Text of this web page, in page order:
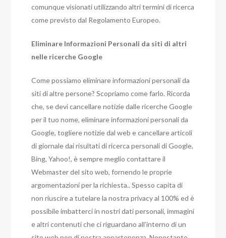
comunque visionati utilizzando altri termini di ricerca
come previsto dal Regolamento Europeo.
Eliminare Informazioni Personali da siti di altri
nelle ricerche Google
Come possiamo eliminare informazioni personali da
siti di altre persone? Scopriamo come farlo. Ricorda
che, se devi cancellare notizie dalle ricerche Google
per il tuo nome, eliminare informazioni personali da
Google, togliere notizie dal web e cancellare articoli
di giornale dai risultati di ricerca personali di Google,
Bing, Yahoo!, è sempre meglio contattare il
Webmaster del sito web, fornendo le proprie
argomentazioni per la richiesta..Spesso capita di
non riuscire a tutelare la nostra privacy al 100% ed è
possibile imbatterci in nostri dati personali, immagini
e altri contenuti che ci riguardano all’interno di un